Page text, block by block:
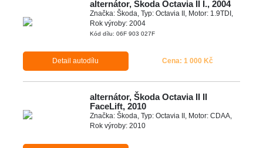
alternátor, Škoda Octavia II I., 2004
Značka: Škoda, Typ: Octavia II, Motor: 1.9TDI,
Rok výroby: 2004
Kód dílu: 06F 903 027F
Detail autodílu Cena: 1 000 Kč
alternátor, Škoda Octavia II II
FaceLift, 2010
Značka: Škoda, Typ: Octavia II, Motor: CDAA,
Rok výroby: 2010